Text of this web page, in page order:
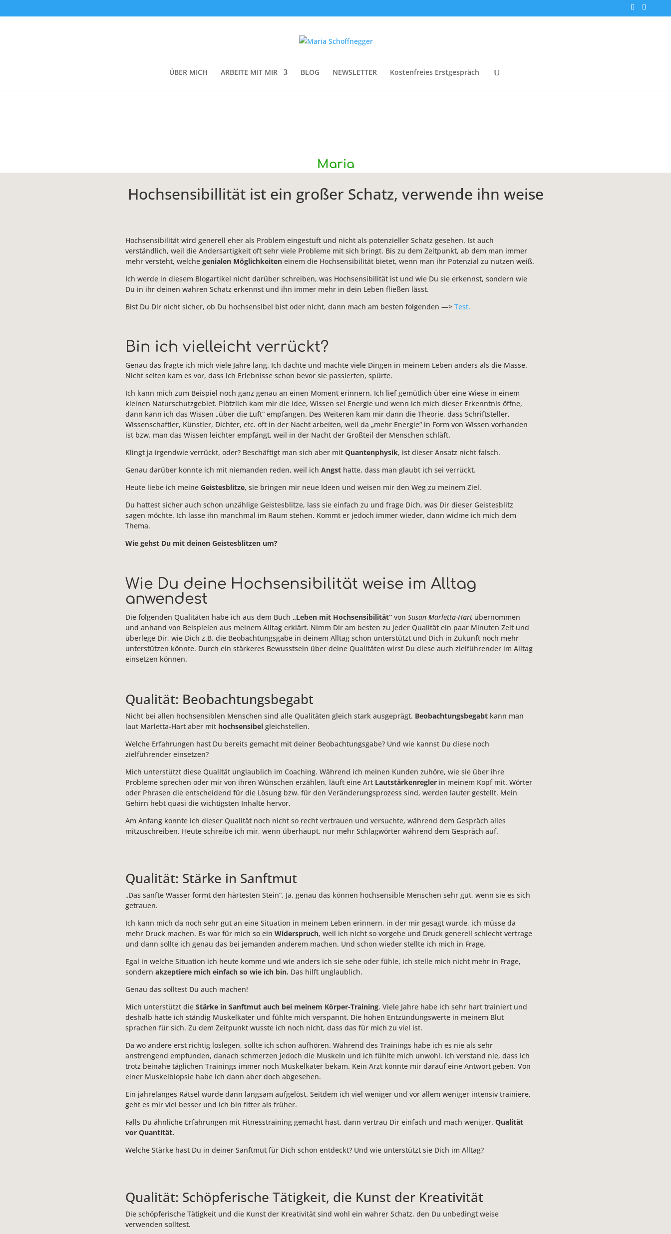
ÜBER MICH ARBEITE MIT MIR BLOG NEWSLETTER Kostenfreies Erstgespräch
Maria
Hochsensibillität ist ein großer Schatz, verwende ihn weise
Hochsensibilität wird generell eher als Problem eingestuft und nicht als potenzieller Schatz gesehen. Ist auch
verständlich, weil die Andersartigkeit oft sehr viele Probleme mit sich bringt. Bis zu dem Zeitpunkt, ab dem man immer
mehr versteht, welche genialen Möglichkeiten einem die Hochsensibilität bietet, wenn man ihr Potenzial zu nutzen weiß.
Ich werde in diesem Blogartikel nicht darüber schreiben, was Hochsensibilität ist und wie Du sie erkennst, sondern wie
Du in ihr deinen wahren Schatz erkennst und ihn immer mehr in dein Leben fließen lässt.
Bist Du Dir nicht sicher, ob Du hochsensibel bist oder nicht, dann mach am besten folgenden —> Test.
Bin ich vielleicht verrückt?
Genau das fragte ich mich viele Jahre lang. Ich dachte und machte viele Dingen in meinem Leben anders als die Masse.
Nicht selten kam es vor, dass ich Erlebnisse schon bevor sie passierten, spürte.
Ich kann mich zum Beispiel noch ganz genau an einen Moment erinnern. Ich lief gemütlich über eine Wiese in einem
kleinen Naturschutzgebiet. Plötzlich kam mir die Idee, Wissen sei Energie und wenn ich mich dieser Erkenntnis öffne,
dann kann ich das Wissen „über die Luft“ empfangen. Des Weiteren kam mir dann die Theorie, dass Schriftsteller,
Wissenschaftler, Künstler, Dichter, etc. oft in der Nacht arbeiten, weil da „mehr Energie“ in Form von Wissen vorhanden
ist bzw. man das Wissen leichter empfängt, weil in der Nacht der Großteil der Menschen schläft.
Klingt ja irgendwie verrückt, oder? Beschäftigt man sich aber mit Quantenphysik, ist dieser Ansatz nicht falsch.
Genau darüber konnte ich mit niemanden reden, weil ich Angst hatte, dass man glaubt ich sei verrückt.
Heute liebe ich meine Geistesblitze, sie bringen mir neue Ideen und weisen mir den Weg zu meinem Ziel.
Du hattest sicher auch schon unzählige Geistesblitze, lass sie einfach zu und frage Dich, was Dir dieser Geistesblitz
sagen möchte. Ich lasse ihn manchmal im Raum stehen. Kommt er jedoch immer wieder, dann widme ich mich dem
Thema.
Wie gehst Du mit deinen Geistesblitzen um?
Wie Du deine Hochsensibilität weise im Alltag
anwendest
Die folgenden Qualitäten habe ich aus dem Buch „Leben mit Hochsensibilität“ von Susan Marletta-Hartübernommen
und anhand von Beispielen aus meinem Alltag erklärt. Nimm Dir am besten zu jeder Qualität ein paar Minuten Zeit und
überlege Dir, wie Dich z.B. die Beobachtungsgabe in deinem Alltag schon unterstützt und Dich in Zukunft noch mehr
unterstützen könnte. Durch ein stärkeres Bewusstsein über deine Qualitäten wirst Du diese auch zielführender im Alltag
einsetzen können.
Qualität: Beobachtungsbegabt
Nicht bei allen hochsensiblen Menschen sind alle Qualitäten gleich stark ausgeprägt. Beobachtungsbegabt kann man
laut Marletta-Hart aber mit hochsensibel gleichstellen.
Welche Erfahrungen hast Du bereits gemacht mit deiner Beobachtungsgabe? Und wie kannst Du diese noch
zielführender einsetzen?
Mich unterstützt diese Qualität unglaublich im Coaching. Während ich meinen Kunden zuhöre, wie sie über ihre
Probleme sprechen oder mir von ihren Wünschen erzählen, läuft eine Art Lautstärkenregler in meinem Kopf mit. Wörter
oder Phrasen die entscheidend für die Lösung bzw. für den Veränderungsprozess sind, werden lauter gestellt. Mein
Gehirn hebt quasi die wichtigsten Inhalte hervor.
Am Anfang konnte ich dieser Qualität noch nicht so recht vertrauen und versuchte, während dem Gespräch alles
mitzuschreiben. Heute schreibe ich mir, wenn überhaupt, nur mehr Schlagwörter während dem Gespräch auf.
Qualität: Stärke in Sanftmut
„Das sanfte Wasser formt den härtesten Stein“. Ja, genau das können hochsensible Menschen sehr gut, wenn sie es sich
getrauen.
Ich kann mich da noch sehr gut an eine Situation in meinem Leben erinnern, in der mir gesagt wurde, ich müsse da
mehr Druck machen. Es war für mich so ein Widerspruch, weil ich nicht so vorgehe und Druck generell schlecht vertrage
und dann sollte ich genau das bei jemanden anderem machen. Und schon wieder stellte ich mich in Frage.
Egal in welche Situation ich heute komme und wie anders ich sie sehe oder fühle, ich stelle mich nicht mehr in Frage,
sondern akzeptiere mich einfach so wie ich bin. Das hilft unglaublich.
Genau das solltest Du auch machen!
Mich unterstützt die Stärke in Sanftmut auch bei meinem Körper-Training. Viele Jahre habe ich sehr hart trainiert und
deshalb hatte ich ständig Muskelkater und fühlte mich verspannt. Die hohen Entzündungswerte in meinem Blut
sprachen für sich. Zu dem Zeitpunkt wusste ich noch nicht, dass das für mich zu viel ist.
Da wo andere erst richtig loslegen, sollte ich schon aufhören. Während des Trainings habe ich es nie als sehr
anstrengend empfunden, danach schmerzen jedoch die Muskeln und ich fühlte mich unwohl. Ich verstand nie, dass ich
trotz beinahe täglichen Trainings immer noch Muskelkater bekam. Kein Arzt konnte mir darauf eine Antwort geben. Von
einer Muskelbiopsie habe ich dann aber doch abgesehen.
Ein jahrelanges Rätsel wurde dann langsam aufgelöst. Seitdem ich viel weniger und vor allem weniger intensiv trainiere,
geht es mir viel besser und ich bin fitter als früher.
Falls Du ähnliche Erfahrungen mit Fitnesstraining gemacht hast, dann vertrau Dir einfach und mach weniger. Qualität
vor Quantität.
Welche Stärke hast Du in deiner Sanftmut für Dich schon entdeckt? Und wie unterstützt sie Dich im Alltag?
Qualität: Schöpferische Tätigkeit, die Kunst der Kreativität
Die schöpferische Tätigkeit und die Kunst der Kreativität sind wohl ein wahrer Schatz, den Du unbedingt weise
verwenden solltest.